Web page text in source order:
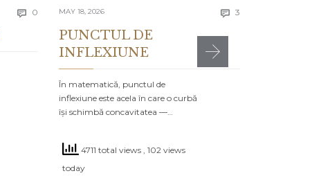
 0 Comments
MAY 18, 2026  3
PUNCTUL DE
INFLEXIUNE
În matematică, punctul de
inflexiune este acela în care o curbă
își schimbă concavitatea —…
4711 total views , 102 views
today